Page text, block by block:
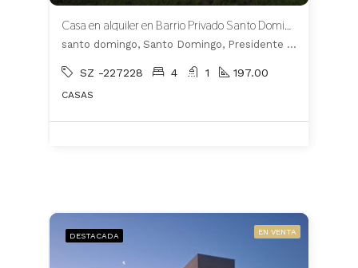
Casa en alquiler en Barrio Privado Santo Domingo
santo domingo, Santo Domingo, Presidente Perón
SZ -227228 4 1 197.00
CASAS
DESTACADA EN VENTA